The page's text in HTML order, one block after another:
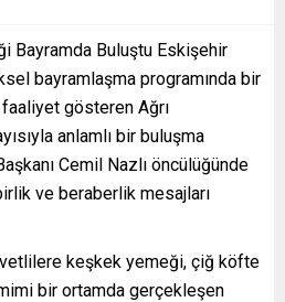
Bayramda Buluştu Eskişehir
bayramlaşma programında bir
gösteren Ağrı
anlamlı bir buluşma
Cemil Nazlı öncülüğünde
ve beraberlik mesajları
keşkek yemeği, çiğ köfte
bir ortamda gerçekleşen